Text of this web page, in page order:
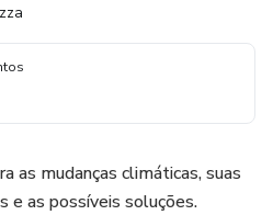
as mudanças climáticas, suas
e as possíveis soluções.